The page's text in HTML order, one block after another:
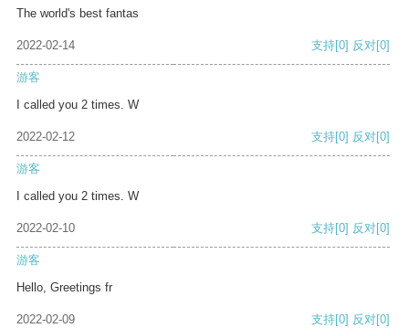
The world's best fantas
2022-02-14 支持[0] 反对[0]
游客
I called you 2 times. W
2022-02-12 支持[0] 反对[0]
游客
I called you 2 times. W
2022-02-10 支持[0] 反对[0]
游客
Hello, Greetings fr
2022-02-09 支持[0] 反对[0]